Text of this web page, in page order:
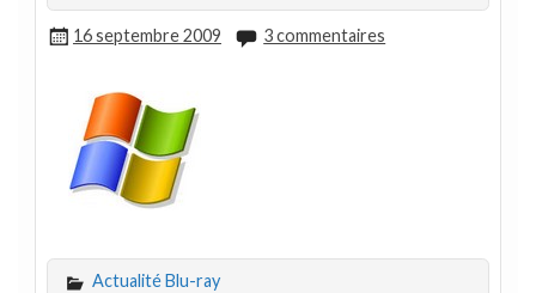
16 septembre 2009 3 commentaires
Actualité Blu-ray